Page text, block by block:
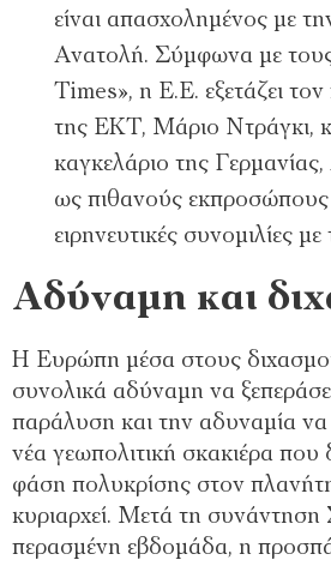
είναι απασχοληµένος µε
Ανατολή. Σύµφωνα µε
Times», η Ε.Ε. εξετάζει
της ΕΚΤ, Μάριο Ντράγκι,
καγκελάριο της
ως πιθανούς εκπροσώπους
ειρηνευτικές συνοµιλίες
Αδύναµη και
Η Ευρώπη µέσα στους
συνολικά αδύναµη να
παράλυση και την αδυναµία να
νέα γεωπολιτική σκακιέρα που
φάση πολυκρίσης στον
κυριαρχεί. Μετά τη
περασµένη εβδοµάδα, η